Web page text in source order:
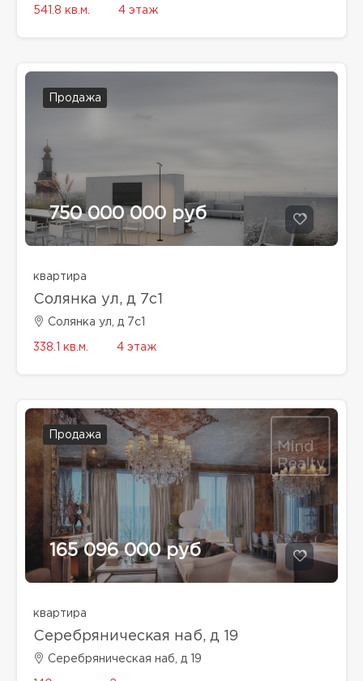
541.8 кв.м. 4 этаж
Продажа
750 000 000 руб
квартира
Солянка ул, д 7с1
Солянка ул, д 7с1
338.1 кв.м. 4 этаж
Продажа
165 096 000 руб
квартира
Серебряническая наб, д 19
Серебряническая наб, д 19